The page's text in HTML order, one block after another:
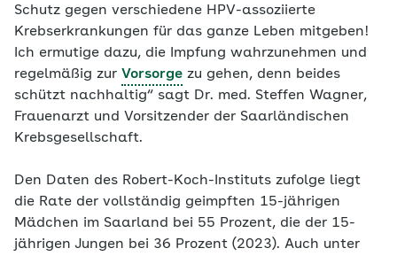
Schutz gegen verschiedene HPV-assoziierte
Krebserkrankungen für das ganze Leben mitgeben!
Ich ermutige dazu, die Impfung wahrzunehmen und
regelmäßig zur Vorsorge zu gehen, denn beides
schützt nachhaltig“ sagt Dr. med. Steffen Wagner,
Frauenarzt und Vorsitzender der Saarländischen
Krebsgesellschaft.
Den Daten des Robert-Koch-Instituts zufolge liegt
die Rate der vollständig geimpften 15-jährigen
Mädchen im Saarland bei 55 Prozent, die der 15-
jährigen Jungen bei 36 Prozent (2023). Auch unter